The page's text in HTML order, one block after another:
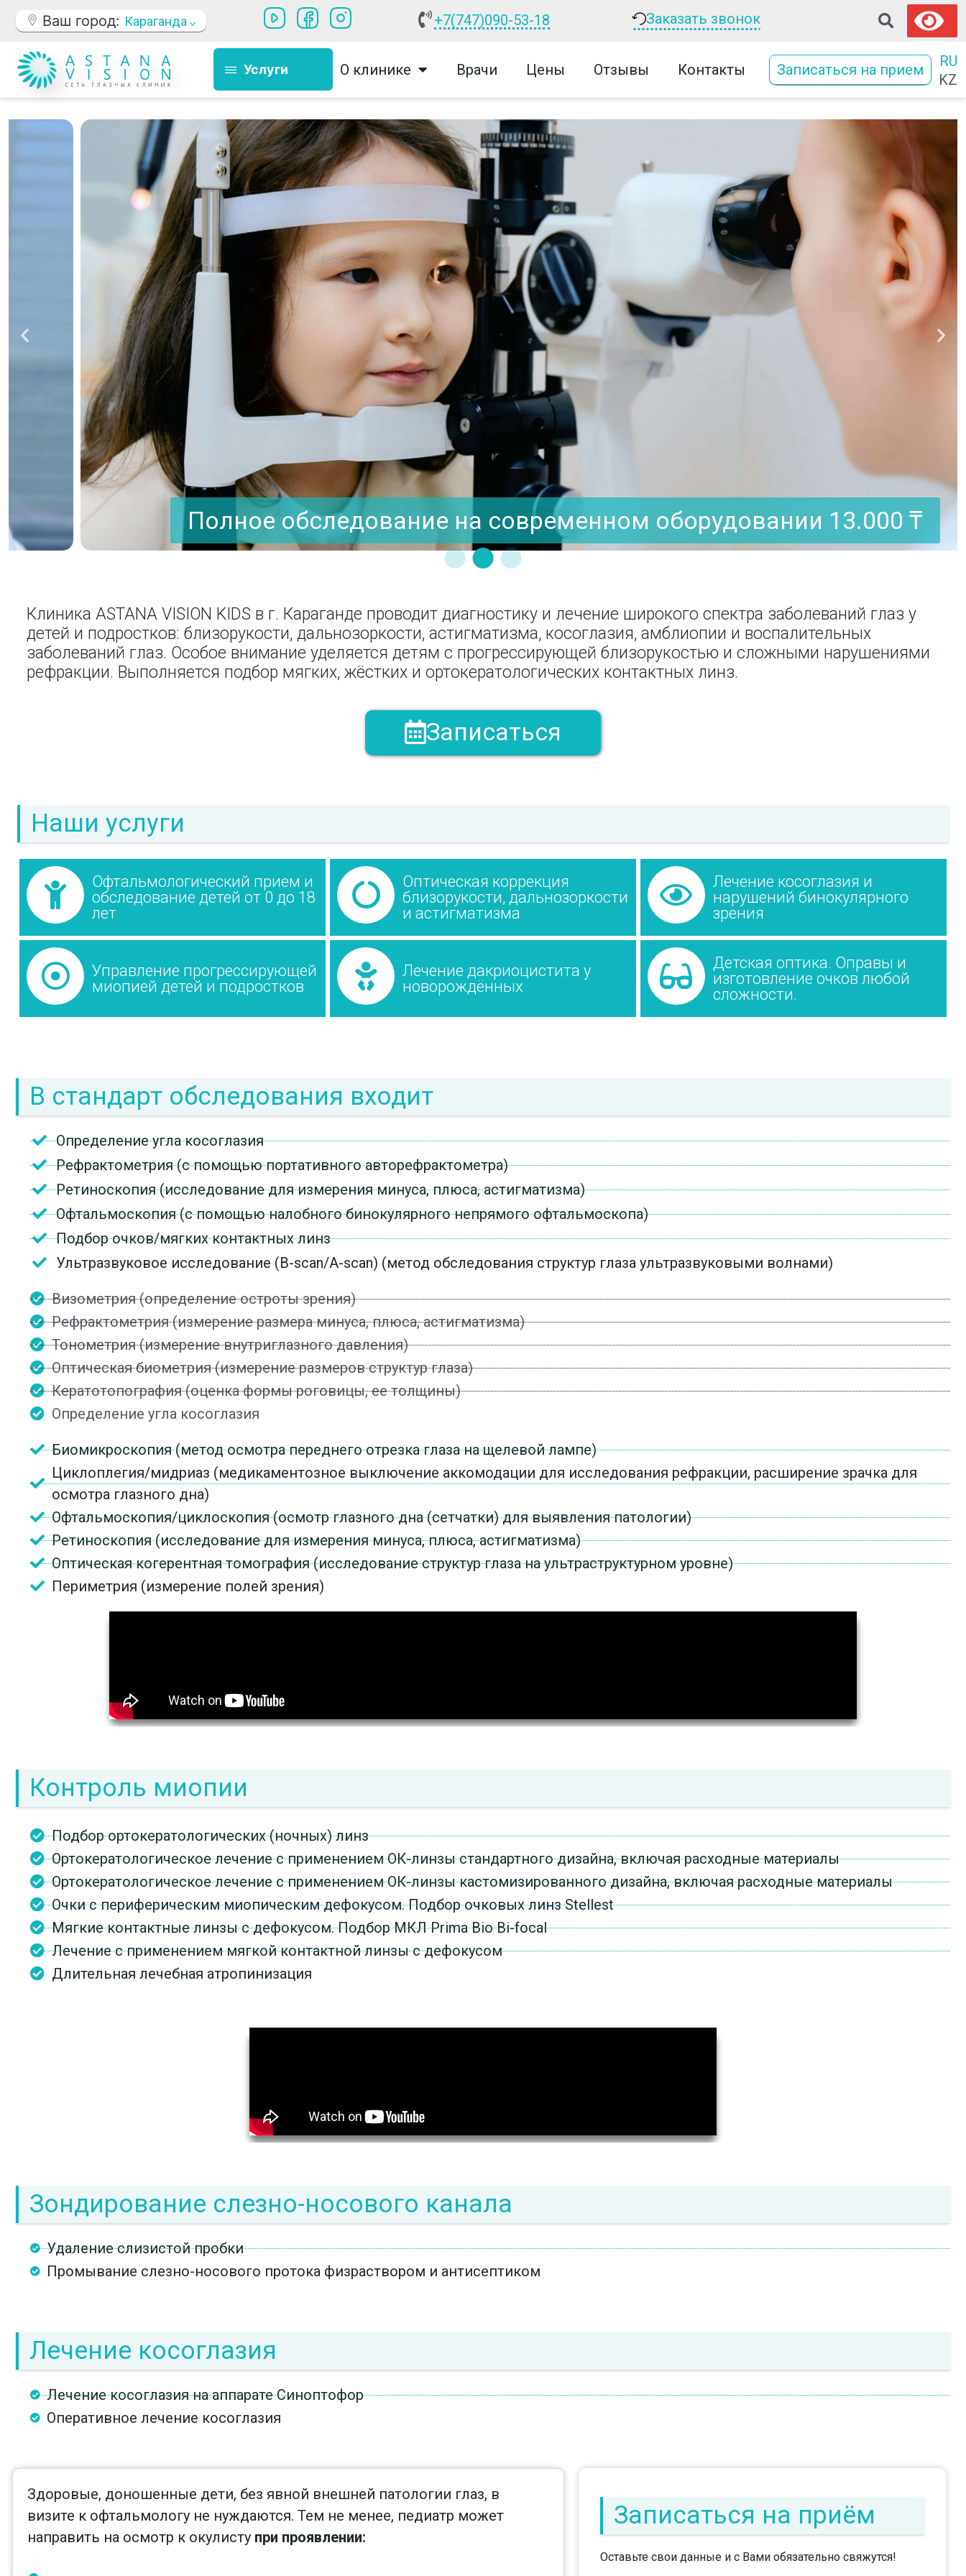
Ваш город: Караганда +7(747)090-53-18 Заказать звонок
Услуги О клинике Врачи Цены Отзывы Контакты Записаться на прием
RU
KZ
Полное обследование на современном оборудовании 13.000 ₸
Клиника ASTANA VISION KIDS в г. Караганде проводит диагностику и лечение широкого спектра заболеваний глаз у
детей и подростков: близорукости, дальнозоркости, астигматизма, косоглазия, амблиопии и воспалительных
заболеваний глаз. Особое внимание уделяется детям с прогрессирующей близорукостью и сложными нарушениями
рефракции. Выполняется подбор мягких, жёстких и ортокератологических контактных линз.
Записаться
Наши услуги
Офтальмологический прием и
обследование детей от 0 до 18
лет
Оптическая коррекция
близорукости, дальнозоркости
и астигматизма
Лечение косоглазия и
нарушений бинокулярного
зрения
Управление прогрессирующей
миопией детей и подростков
Лечение дакриоцистита у
новорождённых
Детская оптика. Оправы и
изготовление очков любой
сложности.
В стандарт обследования входит
Определение угла косоглазия
Рефрактометрия (с помощью портативного авторефрактометра)
Ретиноскопия (исследование для измерения минуса, плюса, астигматизма)
Офтальмоскопия (с помощью налобного бинокулярного непрямого офтальмоскопа)
Подбор очков/мягких контактных линз
Ультразвуковое исследование (B-scan/A-scan) (метод обследования структур глаза ультразвуковыми волнами)
Визометрия (определение остроты зрения)
Рефрактометрия (измерение размера минуса, плюса, астигматизма)
Тонометрия (измерение внутриглазного давления)
Оптическая биометрия (измерение размеров структур глаза)
Кератотопография (оценка формы роговицы, ее толщины)
Определение угла косоглазия
Биомикроскопия (метод осмотра переднего отрезка глаза на щелевой лампе)
Циклоплегия/мидриаз (медикаментозное выключение аккомодации для исследования рефракции, расширение зрачка для
осмотра глазного дна)
Офтальмоскопия/циклоскопия (осмотр глазного дна (сетчатки) для выявления патологии)
Ретиноскопия (исследование для измерения минуса, плюса, астигматизма)
Оптическая когерентная томография (исследование структур глаза на ультраструктурном уровне)
Периметрия (измерение полей зрения)
Контроль миопии
Подбор ортокератологических (ночных) линз
Ортокератологическое лечение с применением ОК-линзы стандартного дизайна, включая расходные материалы
Ортокератологическое лечение с применением ОК-линзы кастомизированного дизайна, включая расходные материалы
Очки с периферическим миопическим дефокусом. Подбор очковых линз Stellest
Мягкие контактные линзы с дефокусом. Подбор МКЛ Prima Bio Bi-focal
Лечение с применением мягкой контактной линзы с дефокусом
Длительная лечебная атропинизация
Зондирование слезно-носового канала
Удаление слизистой пробки
Промывание слезно-носового протока физраствором и антисептиком
Лечение косоглазия
Лечение косоглазия на аппарате Синоптофор
Оперативное лечение косоглазия
Здоровые, доношенные дети, без явной внешней патологии глаз, в
визите к офтальмологу не нуждаются. Тем не менее, педиатр может
направить на осмотр к окулисту при проявлении:
Записаться на приём
Оставьте свои данные и с Вами обязательно свяжутся!